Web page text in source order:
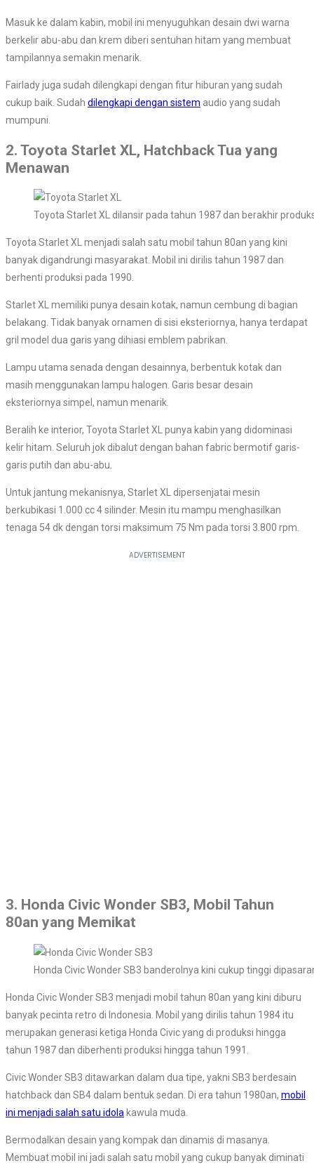
Masuk ke dalam kabin, mobil ini menyuguhkan desain dwi warna
berkelir abu-abu dan krem diberi sentuhan hitam yang membuat
tampilannya semakin menarik.
Fairlady juga sudah dilengkapi dengan fitur hiburan yang sudah
cukup baik. Sudah dilengkapi dengan sistem audio yang sudah
mumpuni.
2. Toyota Starlet XL, Hatchback Tua yang
Menawan
Toyota Starlet XL dilansir pada tahun 1987 dan berakhir
Toyota Starlet XL menjadi salah satu mobil tahun 80an yang kini
banyak digandrungi masyarakat. Mobil ini dirilis tahun 1987 dan
berhenti produksi pada 1990.
Starlet XL memiliki punya desain kotak, namun cembung di bagian
belakang. Tidak banyak ornamen di sisi eksteriornya, hanya terdapat
gril model dua garis yang dihiasi emblem pabrikan.
Lampu utama senada dengan desainnya, berbentuk kotak dan
masih menggunakan lampu halogen. Garis besar desain
eksteriornya simpel, namun menarik.
Beralih ke interior, Toyota Starlet XL punya kabin yang didominasi
kelir hitam. Seluruh jok dibalut dengan bahan fabric bermotif garis-
garis putih dan abu-abu.
Untuk jantung mekanisnya, Starlet XL dipersenjatai mesin
berkubikasi 1.000 cc 4 silinder. Mesin itu mampu menghasilkan
tenaga 54 dk dengan torsi maksimum 75 Nm pada torsi 3.800 rpm.
3. Honda Civic Wonder SB3, Mobil Tahun
80an yang Memikat
Honda Civic Wonder SB3 banderolnya kini cukup tinggi
Honda Civic Wonder SB3 menjadi mobil tahun 80an yang kini diburu
banyak pecinta retro di Indonesia. Mobil yang dirilis tahun 1984 itu
merupakan generasi ketiga Honda Civic yang di produksi hingga
tahun 1987 dan diberhenti produksi hingga tahun 1991.
Civic Wonder SB3 ditawarkan dalam dua tipe, yakni SB3 berdesain
hatchback dan SB4 dalam bentuk sedan. Di era tahun 1980an, mobil
ini menjadi salah satu idola kawula muda.
Bermodalkan desain yang kompak dan dinamis di masanya.
Membuat mobil ini jadi salah satu mobil yang cukup banyak diminati